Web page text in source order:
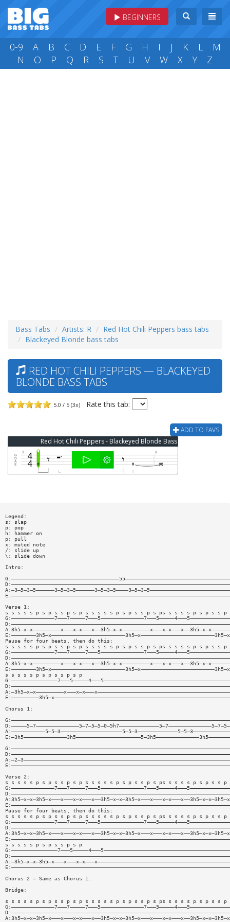
BEGINNERS
0-9 A B C D E F G H I J K L
M
N
O P Q R S T U V W X Y Z
Bass Tabs Artists: R
Red Hot Chili Peppers bass tabs
Blackeyed Blonde bass tabs
RED HOT CHILI PEPPERS — BLACKEYED
BLONDE BASS TABS
5.0 / 5 (3x) Rate this tab:
ADD TO FAVS
Red Hot Chili Peppers - Blackeyed Blonde Bass Tab
Legend:
s: slap
p: pop
h: hammer on
p: pull
x: muted note
/: slide up
\: slide down
Intro:
Verse 1:
s s s s s p s p s s p s p s s s s s p s p s s p s ps s s s s p s p s s p
Pause for four beats, then do this:
s s s s s p s p s s p s p s s s s s p s p s s p s ps s s s s p s p s s p
s s s s s p s p s s p s p
Chorus 1:
Verse 2:
s s s s s p s p s s p s p s s s s s p s p s s p s ps s s s s p s p s s p
Pause for four beats, then do this:
s s s s s p s p s s p s p s s s s s p s p s s p s ps s s s s p s p s s p
s s s s s p s p s s p s p
Chorus 2 = Same as Chorus 1.
Bridge:
s s s s s p s p s s p s p s s s s s p s p s s p s ps s s s s p s p s s p